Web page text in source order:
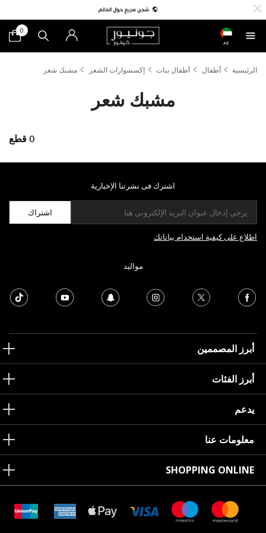
AE
0
الرئيسية أطفال أطفال بنات إكسسوارات الشعر مشبك شعر
مشبك شعر
0 قطع
اشترك فى نشرتنا الإخبارية
اشتراك
اطلاع على كيفية استخدام بياناتك
مواليد
أبرز المصممين
أبرز الفئات
يدعم
معلومات عنا
SHOPPING ONLINE